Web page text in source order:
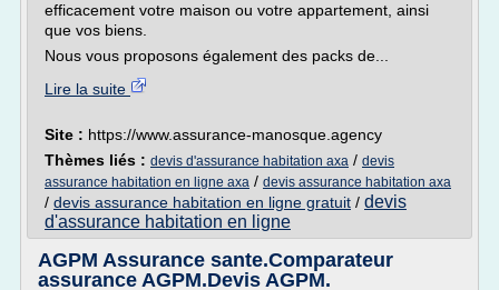
efficacement votre maison ou votre appartement, ainsi
que vos biens.
Nous vous proposons également des packs de...
Lire la suite
Site : https://www.assurance-manosque.agency
Thèmes liés : devis d'assurance habitation axa / devis
assurance habitation en ligne axa / devis assurance habitation axa
/ devis assurance habitation en ligne gratuit / devis
d'assurance habitation en ligne
AGPM Assurance sante.Comparateur
assurance AGPM.Devis AGPM.